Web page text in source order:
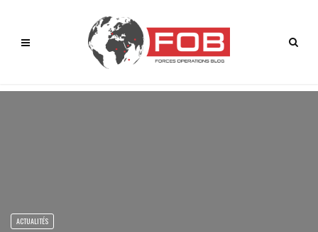
ACTUALITÉS